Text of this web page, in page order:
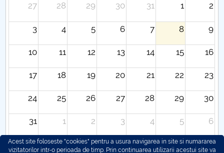
27
28 29 30 31 1 2
3 4 5 6 7 8 9
10 11 12 13 14 15 16
17 18 19 20 21 22 23
24 25 26 27 28 29 30
31 1 2 3 4 5 6
Acest site foloseste "cookies" pentru a usura navigarea in site si numararea
vizitatorilor intr-o perioada de timp. Prin continuarea utilizarii acestui site va